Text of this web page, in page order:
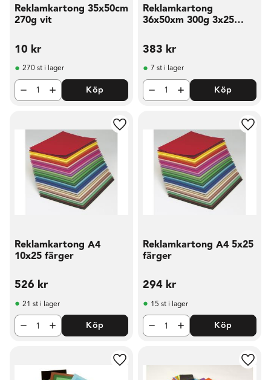
Reklamkartong 35x50cm
270g vit
10 kr
270 st i lager
Köp
Reklamkartong
36x50xm 300g 3x25
383 kr
7 st i lager
Köp
Reklamkartong A4
10x25 färger
526 kr
Lägg till i favoriter
21 st i lager
Köp
Reklamkartong A4 5x25
färger
294 kr
15 st i lager
Köp
Lägg till i favoriter